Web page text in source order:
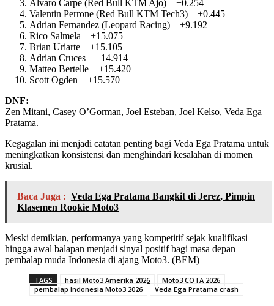
Alvaro Carpe (Red Bull KTM Ajo) – +0.254
Valentin Perrone (Red Bull KTM Tech3) – +0.445
Adrian Fernandez (Leopard Racing) – +9.192
Rico Salmela – +15.075
Brian Uriarte – +15.105
Adrian Cruces – +14.914
Matteo Bertelle – +15.420
Scott Ogden – +15.570
DNF:
Zen Mitani, Casey O’Gorman, Joel Esteban, Joel Kelso, Veda Ega
Pratama.
Kegagalan ini menjadi catatan penting bagi Veda Ega Pratama untuk
meningkatkan konsistensi dan menghindari kesalahan di momen
krusial.
Baca Juga : Veda Ega Pratama Bangkit di Jerez, Pimpin
Klasemen Rookie Moto3
Meski demikian, performanya yang kompetitif sejak kualifikasi
hingga awal balapan menjadi sinyal positif bagi masa depan
pembalap muda Indonesia di ajang Moto3. (BEM)
TAGS hasil Moto3 Amerika 2026
Moto3 COTA 2026
pembalap Indonesia Moto3 2026
Veda Ega Pratama crash